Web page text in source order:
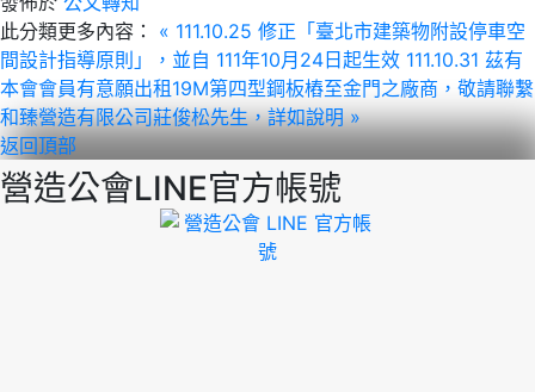
此分類更多內容：
« 111.10.25 修正「臺北市建築物附設停車空
間設計指導原則」，並自 111年10月24日起生效 111.10.31 茲有
本會會員有意願出租19M第四型鋼板樁至金門之廠商，敬請聯繫
和臻營造有限公司莊俊松先生，詳如說明 »
返回頂部
營造公會LINE官方帳號